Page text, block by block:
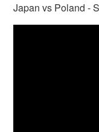
Japan vs Poland -